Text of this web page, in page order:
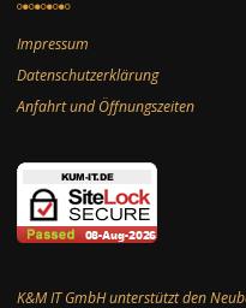
Impressum
Datenschutzerklärung
Anfahrt und Öffnungszeiten
K&M IT GmbH unterstützt den